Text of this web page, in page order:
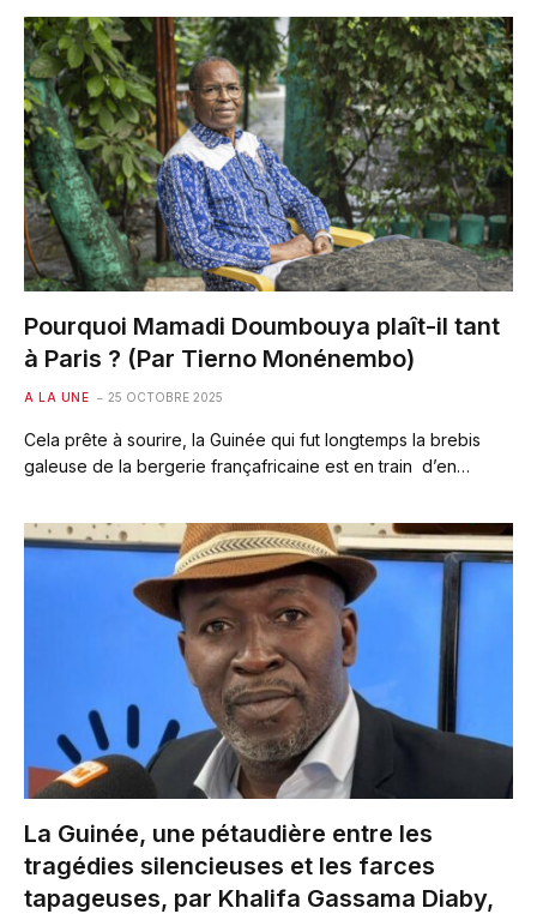
Pourquoi Mamadi Doumbouya plaît-il tant
à Paris ? (Par Tierno Monénembo)
A LA UNE 25 OCTOBRE 2025
Cela prête à sourire, la Guinée qui fut longtemps la brebis
galeuse de la bergerie françafricaine est en train d’en…
La Guinée, une pétaudière entre les
tragédies silencieuses et les farces
tapageuses, par Khalifa Gassama Diaby,